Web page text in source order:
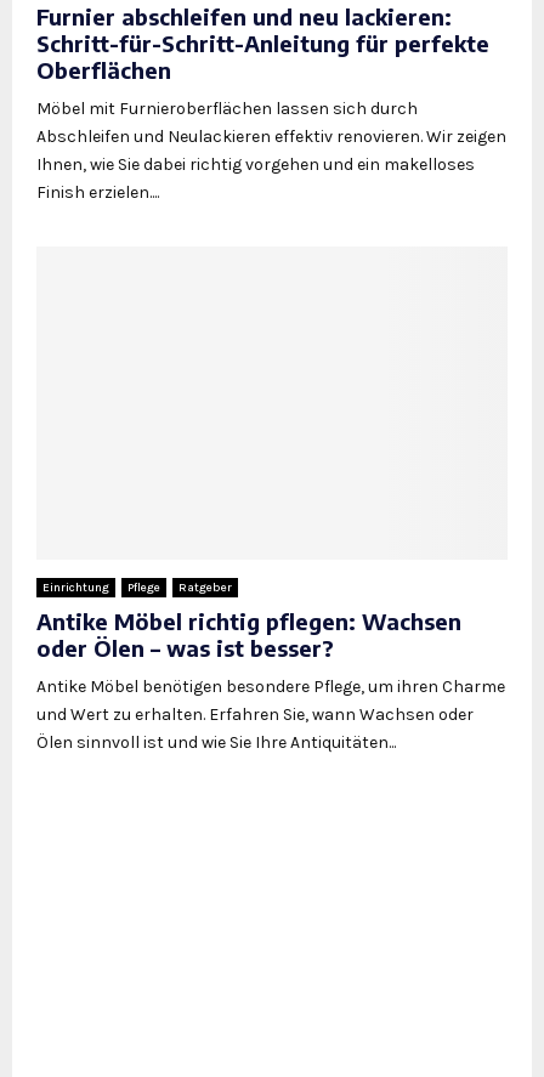
Furnier abschleifen und neu lackieren:
Schritt-für-Schritt-Anleitung für perfekte
Oberflächen
Möbel mit Furnieroberflächen lassen sich durch
Abschleifen und Neulackieren effektiv renovieren. Wir zeigen
Ihnen, wie Sie dabei richtig vorgehen und ein makelloses
Finish erzielen....
Einrichtung Pflege Ratgeber
Antike Möbel richtig pflegen: Wachsen
oder Ölen – was ist besser?
Antike Möbel benötigen besondere Pflege, um ihren Charme
und Wert zu erhalten. Erfahren Sie, wann Wachsen oder
Ölen sinnvoll ist und wie Sie Ihre Antiquitäten...